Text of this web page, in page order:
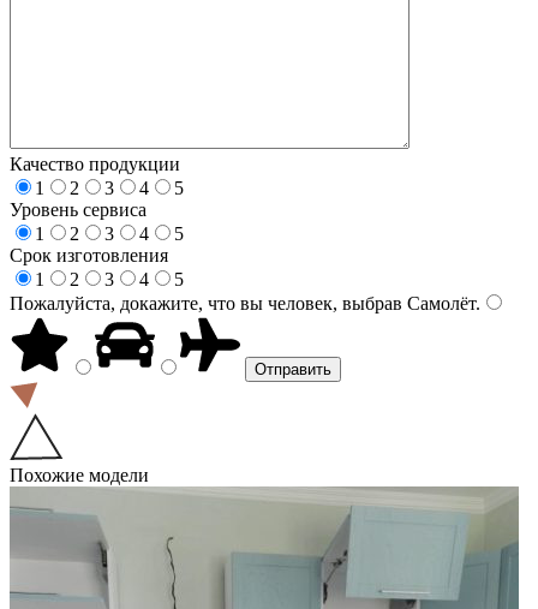
Качество продукции
1
2 3 4
5
Уровень сервиса
1
2 3 4
5
Срок изготовления
1
2 3 4
5
Пожалуйста, докажите, что вы человек, выбрав Самолёт.
Похожие модели